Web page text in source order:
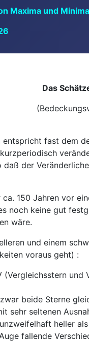
Maxima und
Das
fast dem
der
150 Jahren vor
noch keine gut
wäre.
und einem
voraus geht) :
(Vergleichsstern
beide Sterne
sehr seltenen
heller
fallende